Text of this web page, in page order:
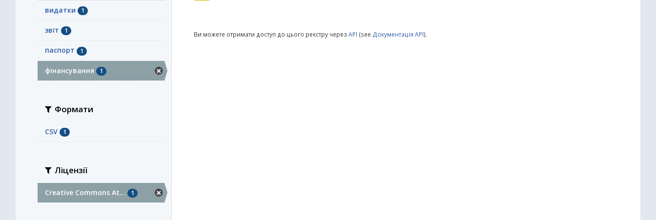
видатки 1
звіт 1
паспорт 1
фінансування 1
Формати
CSV 1
Ліцензії
Creative Commons At... 1
Ви можете отримати доступ до цього реєстру через API (see Документація API).